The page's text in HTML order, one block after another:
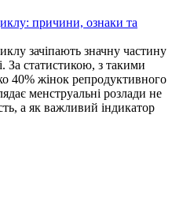
причини, ознаки та
зачіпають значну частину
За статистикою, з такими
40% жінок репродуктивного
менструальні розлади не
а як важливий індикатор